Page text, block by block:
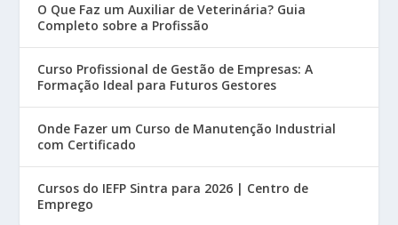
O Que Faz um Auxiliar de Veterinária? Guia
Completo sobre a Profissão
Curso Profissional de Gestão de Empresas: A
Formação Ideal para Futuros Gestores
Onde Fazer um Curso de Manutenção Industrial
com Certificado
Cursos do IEFP Sintra para 2026 | Centro de
Emprego